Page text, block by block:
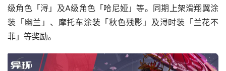
级角色「浔」及A级角色「哈尼娅」等。同期上架滑翔翼涂
装「幽兰」、摩托车涂装「秋色残影」及浔时装「兰花不
菲」等奖励。